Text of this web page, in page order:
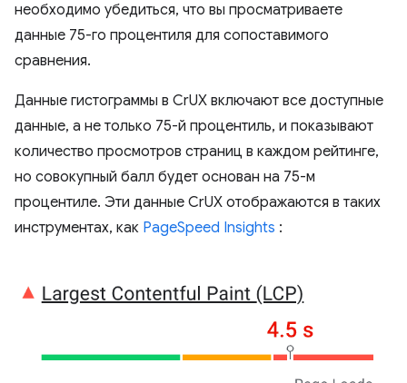
необходимо убедиться, что вы просматриваете
данные 75-го процентиля для сопоставимого
сравнения.
Данные гистограммы в CrUX включают все доступные
данные, а не только 75-й процентиль, и показывают
количество просмотров страниц в каждом рейтинге,
но совокупный балл будет основан на 75-м
процентиле. Эти данные CrUX отображаются в таких
инструментах, как PageSpeed ​​Insights :